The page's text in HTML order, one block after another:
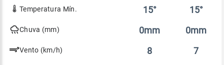
previsão
hoje
Temperatura Mín. 15° 15°
Chuva (mm) 0mm 0mm
Vento (km/h) 8 7